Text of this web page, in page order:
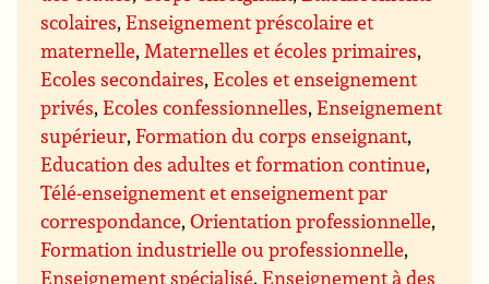
scolaires,Enseignement préscolaire et
maternelle,Maternelles et écoles primaires,
Ecoles secondaires,Ecoles et enseignement
privés,Ecoles confessionnelles,Enseignement
supérieur,Formation du corps enseignant,
Education des adultes et formation continue,
Télé-enseignement et enseignement par
correspondance,Orientation professionnelle,
Formation industrielle ou professionnelle,
Enseignement spécialisé,Enseignement à des